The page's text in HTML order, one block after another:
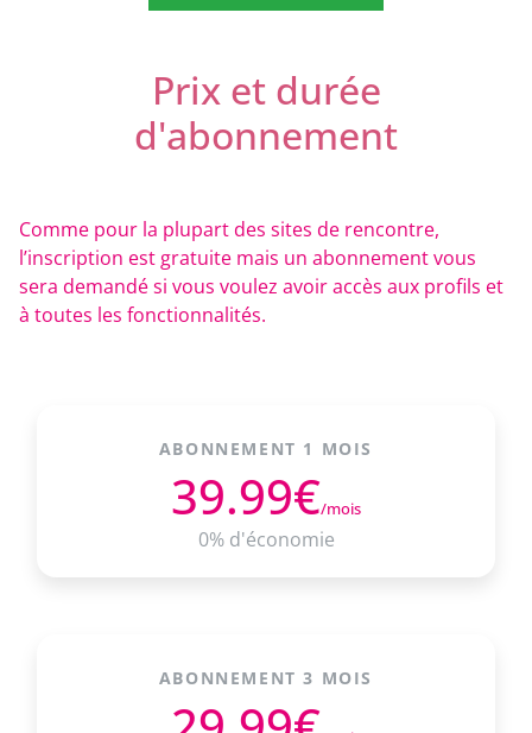
Prix et durée
d'abonnement
Comme pour la plupart des sites de rencontre,
l’inscription est gratuite mais un abonnement vous
sera demandé si vous voulez avoir accès aux profils et
à toutes les fonctionnalités.
ABONNEMENT 1 MOIS
39.99€/mois
0% d'économie
ABONNEMENT 3 MOIS